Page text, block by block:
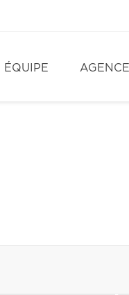
ÉQUIPE AGENCE